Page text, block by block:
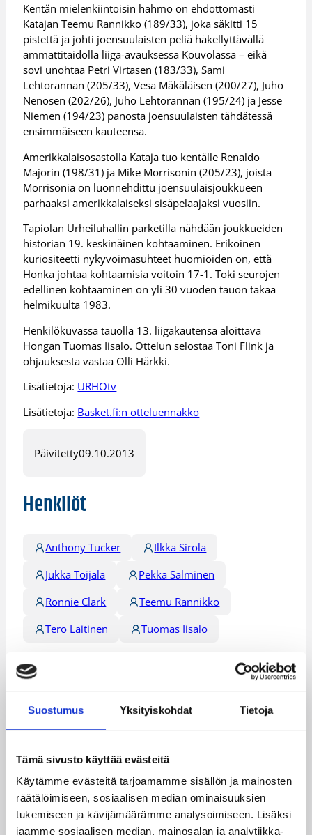
Suostumus Yksityiskohdat Tietoja
Tämä sivusto käyttää evästeitä
Käytämme evästeitä tarjoamamme sisällön ja mainosten
räätälöimiseen, sosiaalisen median ominaisuuksien
tukemiseen ja kävijämäärämme analysoimiseen. Lisäksi
jaamme sosiaalisen median, mainosalan ja analytiikka-
Kentän mielenkiintoisin hahmo on ehdottomasti
Katajan Teemu Rannikko (189/33), joka säkitti 15
pistettä ja johti joensuulaisten peliä häkellyttävällä
ammattitaidolla liiga-avauksessa Kouvolassa – eikä
sovi unohtaa Petri Virtasen (183/33), Sami
Lehtorannan (205/33), Vesa Mäkäläisen (200/27), Juho
Nenosen (202/26), Juho Lehtorannan (195/24) ja Jesse
Niemen (194/23) panosta joensuulaisten tähdätessä
ensimmäiseen kauteensa.
Amerikkalaisosastolla Kataja tuo kentälle Renaldo
Majorin (198/31) ja Mike Morrisonin (205/23), joista
Morrisonia on luonnehdittu joensuulaisjoukkueen
parhaaksi amerikkalaiseksi sisäpelaajaksi vuosiin.
Tapiolan Urheiluhallin parketilla nähdään joukkueiden
historian 19. keskinäinen kohtaaminen. Erikoinen
kuriositeetti nykyvoimasuhteet huomioiden on, että
Honka johtaa kohtaamisia voitoin 17-1. Toki seurojen
edellinen kohtaaminen on yli 30 vuoden tauon takaa
helmikuulta 1983.
Henkilökuvassa tauolla 13. liigakautensa aloittava
Hongan Tuomas Iisalo. Ottelun selostaa Toni Flink ja
ohjauksesta vastaa Olli Härkki.
Lisätietoja: URHOtv
Lisätietoja: Basket.fi:n otteluennakko
Päivitetty09.10.2013
Henkilöt
Anthony Tucker
Ilkka Sirola
Jukka Toijala
Pekka Salminen
Ronnie Clark
Teemu Rannikko
Tero Laitinen
Tuomas Iisalo
Kategoriat
Korisliiga Sarjat
Katso myös